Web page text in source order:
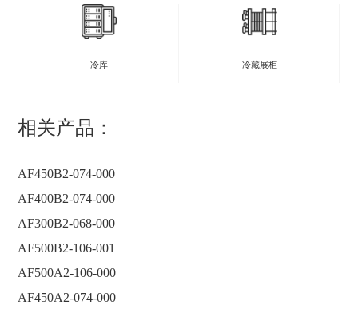
冷库 冷藏展柜
相关产品：
AF450B2-074-000
AF400B2-074-000
AF300B2-068-000
AF500B2-106-001
AF500A2-106-000
AF450A2-074-000